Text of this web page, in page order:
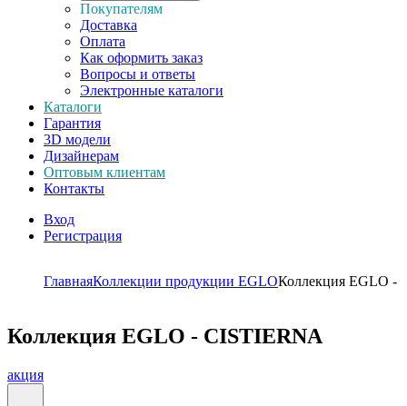
Покупателям
Доставка
Оплата
Как оформить заказ
Вопросы и ответы
Электронные каталоги
Каталоги
Гарантия
3D модели
Дизайнерам
Оптовым клиентам
Контакты
Вход
Регистрация
ГлавнаяКоллекции продукции EGLOКоллекция EGLO -
Коллекция EGLO - CISTIERNA
акция